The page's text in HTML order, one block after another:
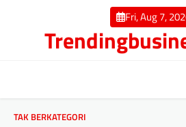
Fri, Aug 7,
TAK BERKATEGORI